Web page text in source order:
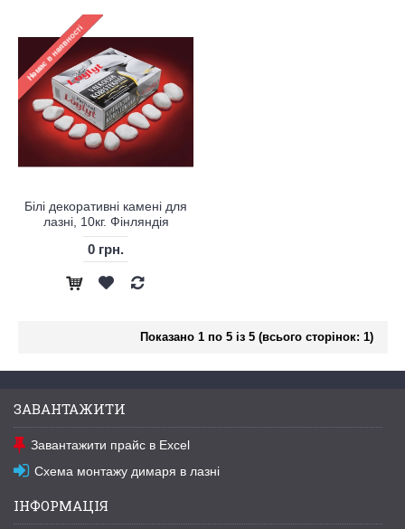
Білі декоративні камені для
лазні, 10кг. Фінляндія
0 грн.
Показано 1 по 5 із 5 (всього сторінок: 1)
ЗАВАНТАЖИТИ
Завантажити прайс в Excel
Схема монтажу димаря в лазні
ІНФОРМАЦІЯ